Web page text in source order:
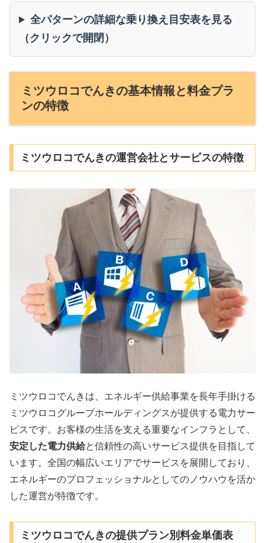
全パターンの詳細な乗り換え目安表を見る
（クリックで開閉）
ミツウロコでんきの基本情報と料金プラ
ンの特徴
ミツウロコでんきの運営会社とサービスの特徴
ミツウロコでんきは、エネルギー供給事業を長年手掛ける
ミツウロコグループホールディングスが提供する電力サー
ビスです。お客様の生活を支える重要なインフラとして、
安定した電力供給と信頼性の高いサービス提供を目指して
います。全国の幅広いエリアでサービスを展開しており、
エネルギーのプロフェッショナルとしてのノウハウを活か
した運営が特徴です。
ミツウロコでんきの提供プラン別料金単価表